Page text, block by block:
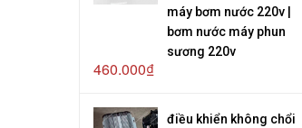
máy bơm nước 220v |
bơm nước máy phun
sương 220v
460.000₫
điều khiển không chổi